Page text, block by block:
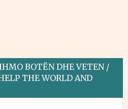
BOTËN DHE VETEN /
THE WORLD AND